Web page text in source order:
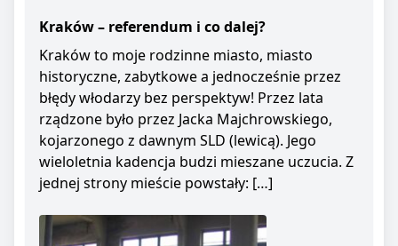
Kraków – referendum i co dalej?
Kraków to moje rodzinne miasto, miasto
historyczne, zabytkowe a jednocześnie przez
błędy włodarzy bez perspektyw! Przez lata
rządzone było przez Jacka Majchrowskiego,
kojarzonego z dawnym SLD (lewicą). Jego
wieloletnia kadencja budzi mieszane uczucia. Z
jednej strony mieście powstały: […]